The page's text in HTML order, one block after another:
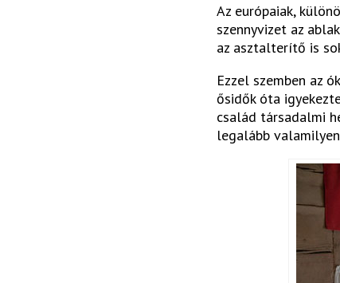
Az európaiak,
szennyvizet az
az asztalterítő is
Ezzel szemben az
ősidők óta
család társadalmi
legalább